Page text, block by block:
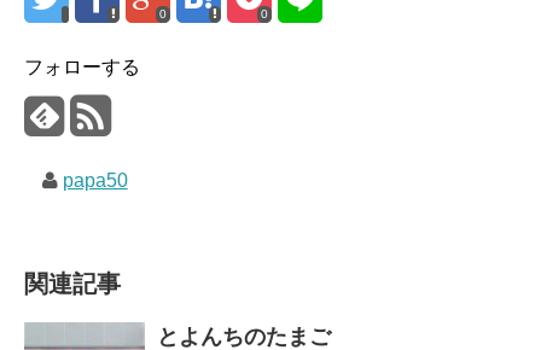
0 0
フォローする
papa50
関連記事
とよんちのたまご